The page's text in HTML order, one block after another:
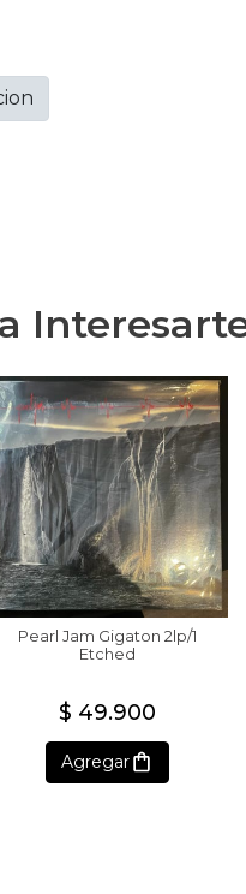
Pearl Jam Gigaton 2lp/1
Etched
$ 49.900
Agregar